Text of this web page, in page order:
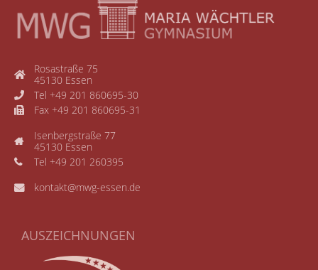
Rosastraße 75
45130 Essen
Tel +49 201 860695-30
Fax +49 201 860695-31
Isenbergstraße 77
45130 Essen
Tel +49 201 260395
kontakt@mwg-essen.de
AUSZEICHNUNGEN